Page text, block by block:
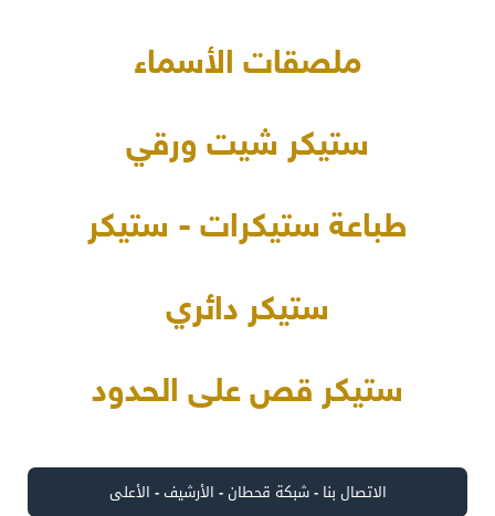
ملصقات الأسماء
ستيكر شيت ورقي
طباعة ستيكرات - ستيكر
ستيكر دائري
ستيكر قص على الحدود
الاتصال بنا -شبكة قحطان- الأرشيف- الأعلى